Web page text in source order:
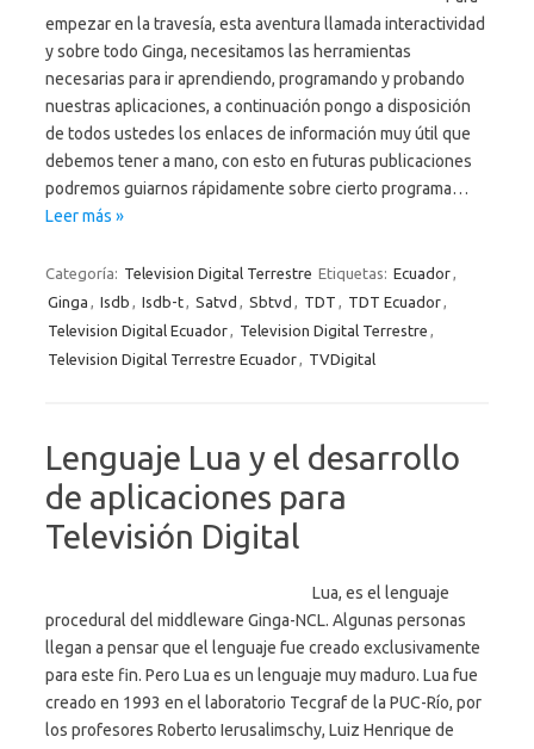
empezar en la travesía, esta aventura llamada interactividad
y sobre todo Ginga, necesitamos las herramientas
necesarias para ir aprendiendo, programando y probando
nuestras aplicaciones, a continuación pongo a disposición
de todos ustedes los enlaces de información muy útil que
debemos tener a mano, con esto en futuras publicaciones
podremos guiarnos rápidamente sobre cierto programa…
Leer más »
Categoría: Television Digital Terrestre Etiquetas: Ecuador,
Ginga , Isdb , Isdb-t, Satvd , Sbtvd , TDT , TDT Ecuador,
Television Digital Ecuador, Television Digital Terrestre ,
Television Digital Terrestre Ecuador, TVDigital
Lenguaje Lua y el desarrollo
de aplicaciones para
Televisión Digital
Lua, es el lenguaje
procedural del middleware Ginga-NCL. Algunas personas
llegan a pensar que el lenguaje fue creado exclusivamente
para este fin. Pero Lua es un lenguaje muy maduro. Lua fue
creado en 1993 en el laboratorio Tecgraf de la PUC-Río, por
los profesores Roberto Ierusalimschy, Luiz Henrique de